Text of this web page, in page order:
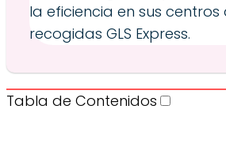
la eficiencia en sus centros
recogidas GLS Express.
Tabla de Contenidos